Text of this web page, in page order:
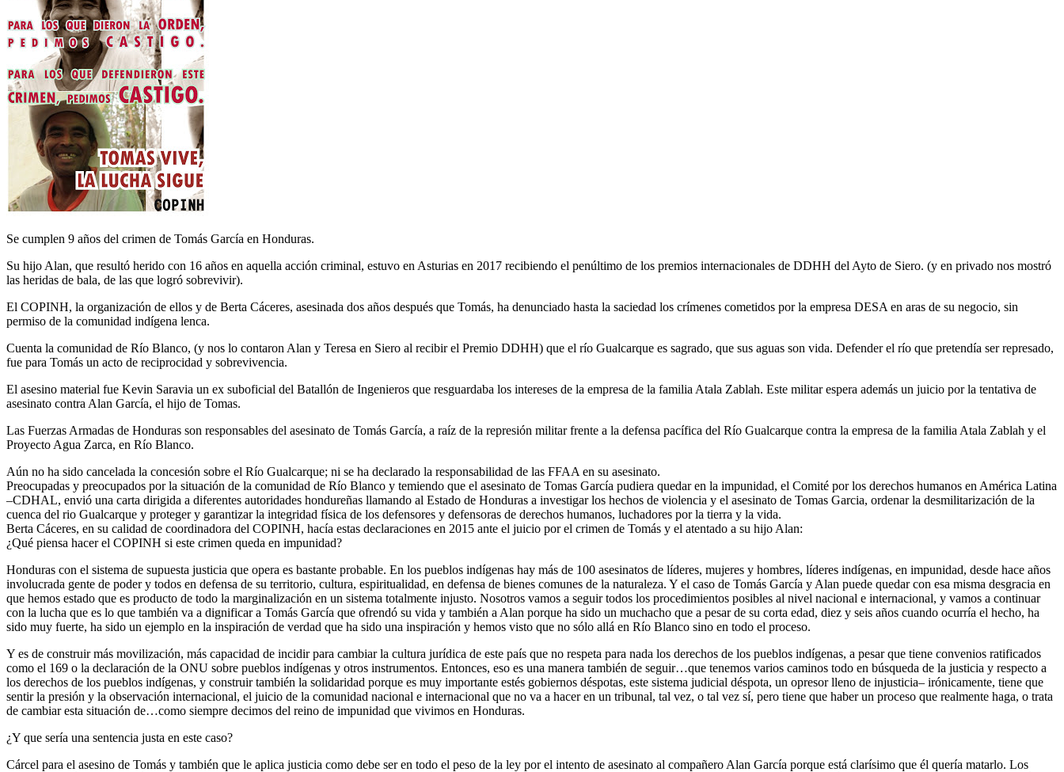
Se cumplen 9 años del crimen de Tomás García en Honduras.
Su hijo Alan, que resultó herido con 16 años en aquella acción criminal, estuvo en Asturias en 2017 recibiendo el penúltimo de los premios internacionales de DDHH del Ayto de Siero. (y en privado nos mostró
las heridas de bala, de las que logró sobrevivir).
El COPINH, la organización de ellos y de Berta Cáceres, asesinada dos años después que Tomás, ha denunciado hasta la saciedad los crímenes cometidos por la empresa DESA en aras de su negocio, sin
permiso de la comunidad indígena lenca.
Cuenta la comunidad de Río Blanco, (y nos lo contaron Alan y Teresa en Siero al recibir el Premio DDHH) que el río Gualcarque es sagrado, que sus aguas son vida. Defender el río que pretendía ser represado,
fue para Tomás un acto de reciprocidad y sobrevivencia.
El asesino material fue Kevin Saravia un ex suboficial del Batallón de Ingenieros que resguardaba los intereses de la empresa de la familia Atala Zablah. Este militar espera además un juicio por la tentativa de
asesinato contra Alan García, el hijo de Tomas.
Las Fuerzas Armadas de Honduras son responsables del asesinato de Tomás García, a raíz de la represión militar frente a la defensa pacífica del Río Gualcarque contra la empresa de la familia Atala Zablah y el
Proyecto Agua Zarca, en Río Blanco.
Aún no ha sido cancelada la concesión sobre el Río Gualcarque; ni se ha declarado la responsabilidad de las FFAA en su asesinato.
Preocupadas y preocupados por la situación de la comunidad de Río Blanco y temiendo que el asesinato de Tomas García pudiera quedar en la impunidad, el Comité por los derechos humanos en América Latina
–CDHAL, envió una carta dirigida a diferentes autoridades hondureñas llamando al Estado de Honduras a investigar los hechos de violencia y el asesinato de Tomas Garcia, ordenar la desmilitarización de la
cuenca del rio Gualcarque y proteger y garantizar la integridad física de los defensores y defensoras de derechos humanos, luchadores por la tierra y la vida.
Berta Cáceres, en su calidad de coordinadora del COPINH, hacía estas declaraciones en 2015 ante el juicio por el crimen de Tomás y el atentado a su hijo Alan:
¿Qué piensa hacer el COPINH si este crimen queda en impunidad?
Honduras con el sistema de supuesta justicia que opera es bastante probable. En los pueblos indígenas hay más de 100 asesinatos de líderes, mujeres y hombres, líderes indígenas, en impunidad, desde hace años
involucrada gente de poder y todos en defensa de su territorio, cultura, espiritualidad, en defensa de bienes comunes de la naturaleza. Y el caso de Tomás García y Alan puede quedar con esa misma desgracia en
que hemos estado que es producto de todo la marginalización en un sistema totalmente injusto. Nosotros vamos a seguir todos los procedimientos posibles al nivel nacional e internacional, y vamos a continuar
con la lucha que es lo que también va a dignificar a Tomás García que ofrendó su vida y también a Alan porque ha sido un muchacho que a pesar de su corta edad, diez y seis años cuando ocurría el hecho, ha
sido muy fuerte, ha sido un ejemplo en la inspiración de verdad que ha sido una inspiración y hemos visto que no sólo allá en Río Blanco sino en todo el proceso.
Y es de construir más movilización, más capacidad de incidir para cambiar la cultura jurídica de este país que no respeta para nada los derechos de los pueblos indígenas, a pesar que tiene convenios ratificados
como el 169 o la declaración de la ONU sobre pueblos indígenas y otros instrumentos. Entonces, eso es una manera también de seguir…que tenemos varios caminos todo en búsqueda de la justicia y respecto a
los derechos de los pueblos indígenas, y construir también la solidaridad porque es muy importante estés gobiernos déspotas, este sistema judicial déspota, un opresor lleno de injusticia– irónicamente, tiene que
sentir la presión y la observación internacional, el juicio de la comunidad nacional e internacional que no va a hacer en un tribunal, tal vez, o tal vez sí, pero tiene que haber un proceso que realmente haga, o trata
de cambiar esta situación de…como siempre decimos del reino de impunidad que vivimos en Honduras.
¿Y que sería una sentencia justa en este caso?
Cárcel para el asesino de Tomás y también que le aplica justicia como debe ser en todo el peso de la ley por el intento de asesinato al compañero Alan García porque está clarísimo que él quería matarlo. Los